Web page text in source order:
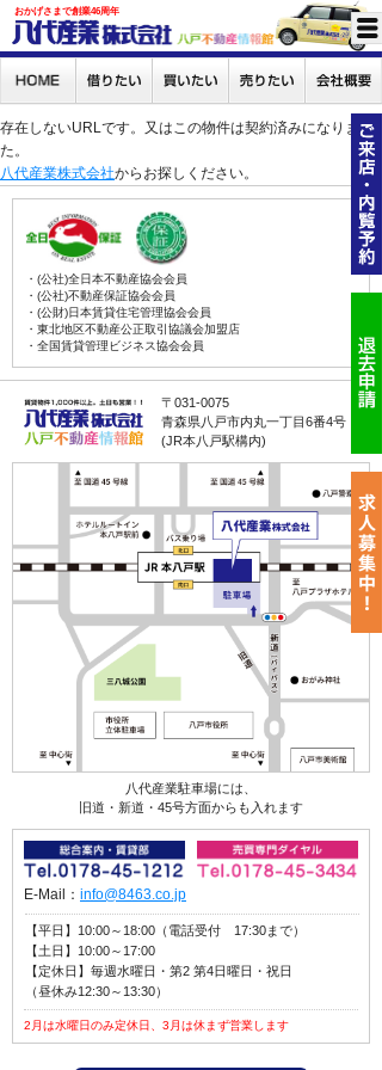
おかげさまで創業46周年
存在しないURLです。又はこの物件は契約済みになりまし
た。
八代産業株式会社からお探しください。
・(公社)全日本不動産協会会員
・(公社)不動産保証協会会員
・(公財)日本賃貸住宅管理協会会員
・東北地区不動産公正取引協議会加盟店
・全国賃貸管理ビジネス協会会員
〒031-0075
青森県八戸市内丸一丁目6番4号
(JR本八戸駅構内)
八代産業駐車場には、
旧道・新道・45号方面からも入れます
E-Mail： info@8463.co.jp
【平日】10:00～18:00（電話受付 17:30まで）
【土日】10:00～17:00
【定休日】毎週水曜日・第2 第4日曜日・祝日
（昼休み12:30～13:30）
2月は水曜日のみ定休日、3月は休まず営業します